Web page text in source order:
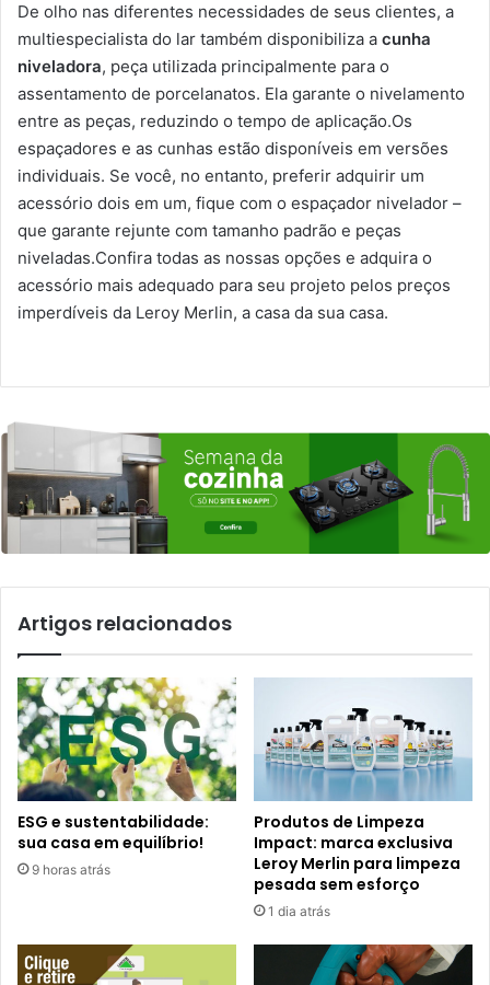
De olho nas diferentes necessidades de seus clientes, a
multiespecialista do lar também disponibiliza a cunha
niveladora, peça utilizada principalmente para o
assentamento de porcelanatos. Ela garante o nivelamento
entre as peças, reduzindo o tempo de aplicação.Os
espaçadores e as cunhas estão disponíveis em versões
individuais. Se você, no entanto, preferir adquirir um
acessório dois em um, fique com o espaçador nivelador –
que garante rejunte com tamanho padrão e peças
niveladas.Confira todas as nossas opções e adquira o
acessório mais adequado para seu projeto pelos preços
imperdíveis da Leroy Merlin, a casa da sua casa.
Artigos relacionados
ESG e sustentabilidade:
sua casa em equilíbrio!
9 horas atrás
Produtos de Limpeza
Impact: marca exclusiva
Leroy Merlin para limpeza
pesada sem esforço
1 dia atrás